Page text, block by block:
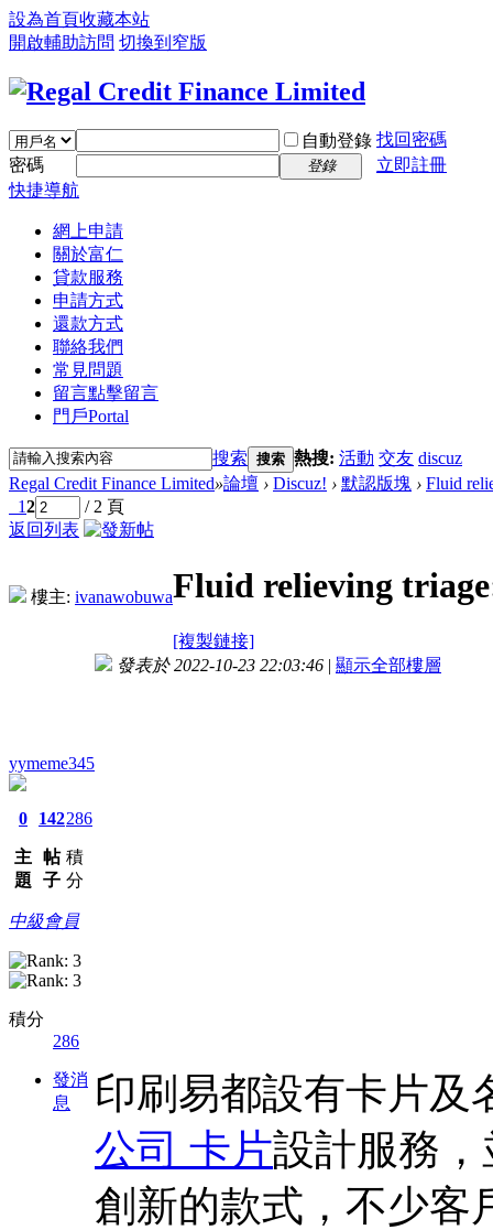
設為首頁收藏本站
開啟輔助訪問 切換到窄版
自動登錄 找回密碼
密碼
登錄
立即註冊
快捷導航
網上申請
關於富仁
貸款服務
申請方式
還款方式
聯絡我們
常見問題
留言點擊留言
門戶Portal
搜索 搜索 熱搜: 活動 交友 discuz
Regal Credit Finance Limited»論壇 › Discuz! › 默認版塊 › Fluid
12
/ 2 頁
返回列表
樓主: ivanawobuwaFluid relieving
[複製鏈接]
yymeme345
0
主
題
142
帖
子
286
積
分
中級會員
積分
286
發消
息
發表於 2022-10-23 22:03:46 | 顯示全部樓層
印刷易都設有卡片及
公司 卡片設計服務
創新的款式，不少客